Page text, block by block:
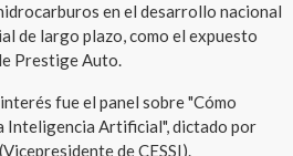
en el desarrollo nacional
de largo plazo, como el expuesto
Prestige Auto.
fue el panel sobre "Cómo
Inteligencia Artificial", dictado por
de CESSI).